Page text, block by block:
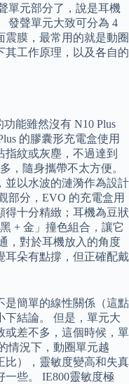
單元部分了，說是耳機
發聲單元大致可分為 4
震膜，最常用的就是動圈
其工作原理，以及各自的
能雖然沒有 N10 Plus
的膠囊形充電盒使用
紋或灰塵，不過達到
，隨身攜帶不太方便。
並以水波的漣漪作為設計
部分，EVO 的充電盒用
得十分精緻；耳機為豆狀
+ 金」撞色組合，讓它
，對於耳機放入的角度
耳朵有點撐，但正確配戴
是簡單的線性關係（這點
下結論。 但是，單元大
或差不多，這個時候，單
情況下，動圈單元越
比），靈敏度變高和失真
些。 IE800靈敏度極